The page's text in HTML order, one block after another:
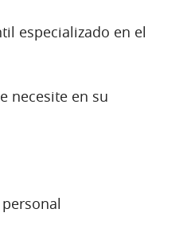
especializado en el
necesite en su